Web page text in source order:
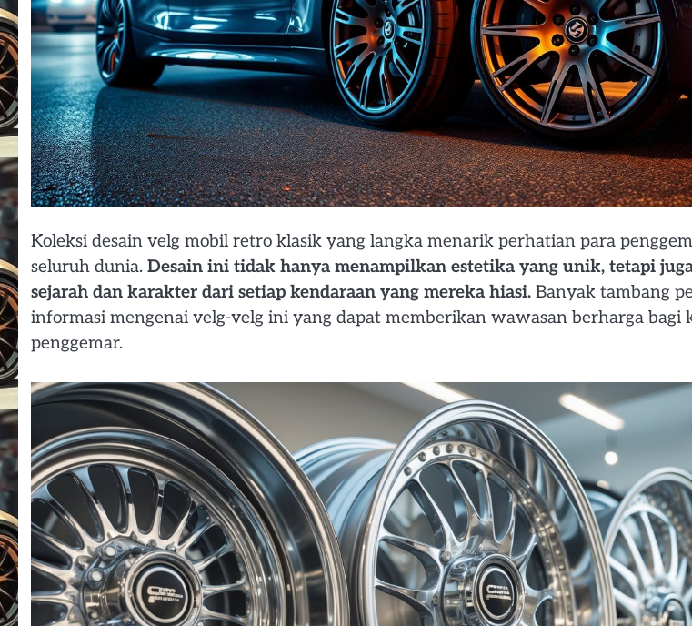
Koleksi desain velg mobil retro klasik yang langka menarik perhatian para
seluruh dunia. Desain ini tidak hanya menampilkan estetika yang unik, tetapi
sejarah dan karakter dari setiap kendaraan yang mereka hiasi. Banyak tambang
informasi mengenai velg-velg ini yang dapat memberikan wawasan berharga bagi
penggemar.